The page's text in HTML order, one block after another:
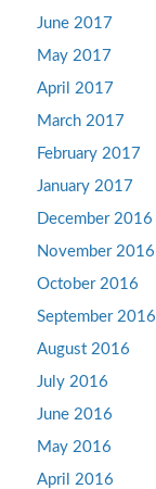
June 2017
May 2017
April 2017
March 2017
February 2017
January 2017
December 2016
November 2016
October 2016
September 2016
August 2016
July 2016
June 2016
May 2016
April 2016